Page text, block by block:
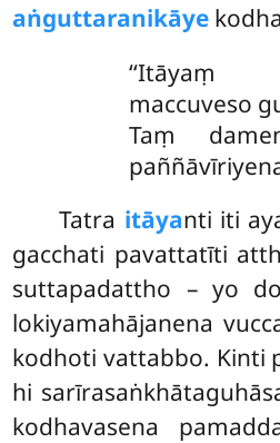
aṅguttaranikāye
‘‘Itāyaṃ
maccuveso
Taṃ
Tatra itāyanti iti
gacchati pavattatīti
suttapadattho – yo
lokiyamahājanena
kodhoti vattabbo. Kinti
hi
kodhavasena